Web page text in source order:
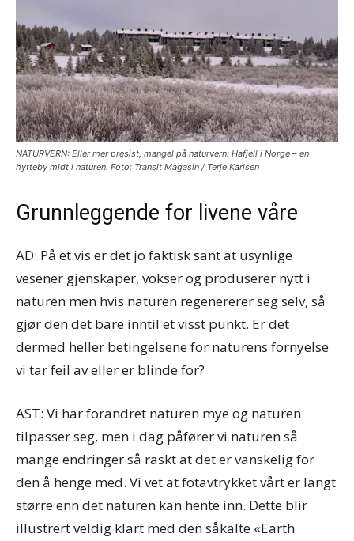
NATURVERN: Eller mer presist, mangel på naturvern: Hafjell i Norge – en
hytteby midt i naturen. Foto: Transit Magasin / Terje Karlsen
Grunnleggende for livene våre
AD: På et vis er det jo faktisk sant at usynlige
vesener gjenskaper, vokser og produserer nytt i
naturen men hvis naturen regenererer seg selv, så
gjør den det bare inntil et visst punkt. Er det
dermed heller betingelsene for naturens fornyelse
vi tar feil av eller er blinde for?
AST: Vi har forandret naturen mye og naturen
tilpasser seg, men i dag påfører vi naturen så
mange endringer så raskt at det er vanskelig for
den å henge med. Vi vet at fotavtrykket vårt er langt
større enn det naturen kan hente inn. Dette blir
illustrert veldig klart med den såkalte «Earth